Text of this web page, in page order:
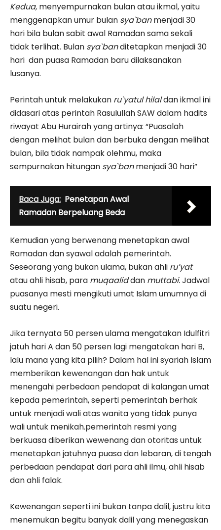
Kedua, menyempurnakan bulan atau ikmal, yaitu
menggenapkan umur bulan sya`banmenjadi 30
hari bila bulan sabit awal Ramadan sama sekali
tidak terlihat. Bulan sya`banditetapkan menjadi 30
hari dan puasa Ramadan baru dilaksanakan
lusanya.
Perintah untuk melakukan ru`yatul hilaldan ikmal ini
didasari atas perintah Rasulullah SAW dalam hadits
riwayat Abu Hurairah yang artinya: “Puasalah
dengan melihat bulan dan berbuka dengan melihat
bulan, bila tidak nampak olehmu, maka
sempurnakan hitungan sya`banmenjadi 30 hari”
Baca Juga: Penetapan Awal
Ramadan Berpeluang Beda
Kemudian yang berwenang menetapkan awal
Ramadan dan syawal adalah pemerintah.
Seseorang yang bukan ulama, bukan ahli ru’yat
atau ahli hisab, para muqaaliddan muttabi.Jadwal
puasanya mesti mengikuti umat Islam umumnya di
suatu negeri.
Jika ternyata 50 persen ulama mengatakan Idulfitri
jatuh hari A dan 50 persen lagi mengatakan hari B,
lalu mana yang kita pilih? Dalam hal ini syariah Islam
memberikan kewenangan dan hak untuk
menengahi perbedaan pendapat di kalangan umat
kepada pemerintah, seperti pemerintah berhak
untuk menjadi wali atas wanita yang tidak punya
wali untuk menikah.pemerintah resmi yang
berkuasa diberikan wewenang dan otoritas untuk
menetapkan jatuhnya puasa dan lebaran, di tengah
perbedaan pendapat dari para ahli ilmu, ahli hisab
dan ahli falak.
Kewenangan seperti ini bukan tanpa dalil, justru kita
menemukan begitu banyak dalil yang menegaskan